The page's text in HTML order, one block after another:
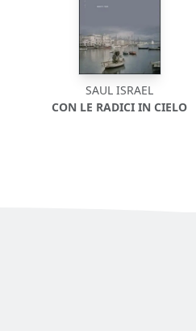
SAUL ISRAEL
CON LE RADICI IN CIELO